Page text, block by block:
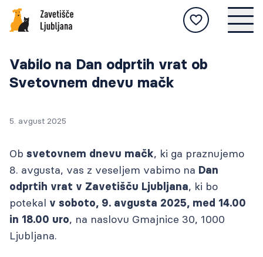
Živali na voljo za posvojitev, postopek
posvojitve, nasveti za skrb za živali, zgodbe
Živali
Postopek posvojitve
Kako skrbim za žival?
NAJDENE
NA STRAN
Živali
Postopek
Če ste žival izgubili, se seznanite s postopkom
njene slike.
NA STRAN
Živali
Zavetišče Ljubljana je vodilno zavetišče v
Sloveniji, ki živalim nudi najvišji strokovni
standard oskrbe.
NA STRAN
INFO
Tukaj najdete aktualna obvestila, novice in
številne druge informacije.
STORITVE
Prizadevamo si ponuditi še več in vas vabimo, da
nas obiščete.
MEDIJSKO SREDIŠČE
Novice
Vabilo na Dan odprtih vrat ob
Svetovnem dnevu mačk
5. avgust 2025
Ob svetovnem dnevu mačk, ki ga praznujemo
8. avgusta, vas z veseljem vabimo na Dan
odprtih vrat v Zavetišču Ljubljana, ki bo
potekal v soboto, 9. avgusta 2025, med 14.00
in 18.00 uro, na naslovu Gmajnice 30, 1000
Ljubljana.